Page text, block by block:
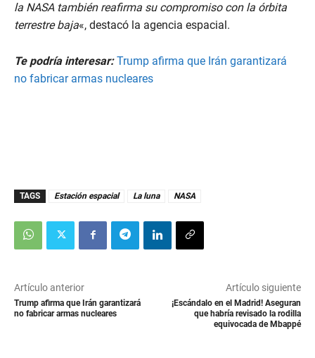
la NASA también reafirma su compromiso con la órbita
terrestre baja«, destacó la agencia espacial.
Te podría interesar: Trump afirma que Irán garantizará
no fabricar armas nucleares
TAGS Estación espacial La luna NASA
Artículo anterior
Trump afirma que Irán garantizará
no fabricar armas nucleares
Artículo siguiente
¡Escándalo en el Madrid! Aseguran
que habría revisado la rodilla
equivocada de Mbappé